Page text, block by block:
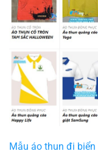
Mẫu áo thun đi biển